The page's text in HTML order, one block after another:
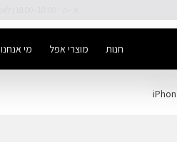
חנות מוצרי אפל מי אנחנו